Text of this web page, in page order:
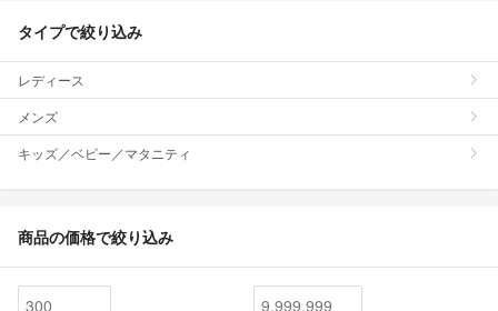
タイプで絞り込み
レディース
メンズ
キッズ／ベビー／マタニティ
商品の価格で絞り込み